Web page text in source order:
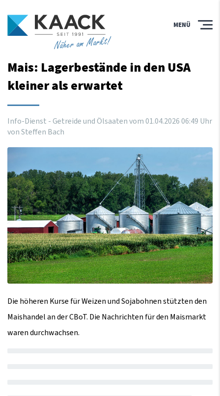
Näher am Markt!
MENÜ
Mais: Lagerbestände in den USA
kleiner als erwartet
Info-Dienst - Getreide und Ölsaaten vom01.04.202606:49 Uhr
von Steffen Bach
Die höheren Kurse für Weizen und Sojabohnen stützten den
Maishandel an der CBoT. Die Nachrichten für den Maismarkt
waren durchwachsen.